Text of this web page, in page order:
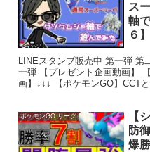
ス
軸
６
LINEスタンプ販売中 第一弾 第
一弾 【プレゼント企画動画】
画】↓↓↓ 【ポケモンGO】CCT
ポケモンGO リーグ
【
防
爆